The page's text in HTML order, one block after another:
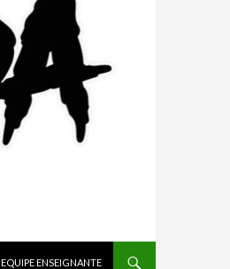
EQUIPE ENSEIGNANTE